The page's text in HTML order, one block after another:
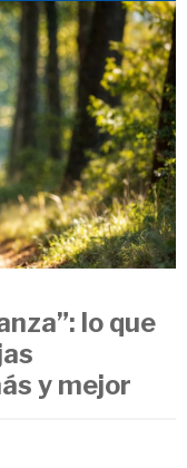
lo que
y mejor